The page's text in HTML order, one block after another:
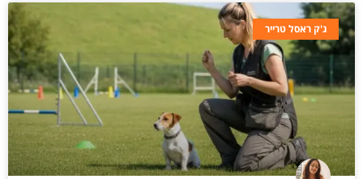
ג'ק ראסל טרייר